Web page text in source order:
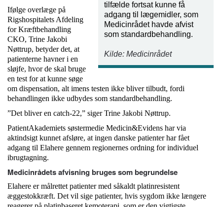
tilfælde fortsat kunne få
adgang til lægemidler, som
Medicinrådet havde afvist
som standardbehandling.
Kilde: Medicinrådet
Ifølge overlæge på
Rigshospitalets Afdeling
for Kræftbehandling
CKO, Trine Jakobi
Nøttrup, betyder det, at
patienterne havner i en
sløjfe, hvor de skal bruge
en test for at kunne søge
om dispensation, alt imens testen ikke bliver tilbudt, fordi
behandlingen ikke udbydes som standardbehandling.
”Det bliver en catch-22,” siger Trine Jakobi Nøttrup.
PatientAkademiets søstermedie Medicin&Evidens har via
aktindsigt kunnet afsløre, at ingen danske patienter har fået
adgang til Elahere gennem regionernes ordning for individuel
ibrugtagning.
Medicinrådets afvisning bruges som begrundelse
Elahere er målrettet patienter med såkaldt platinresistent
æggestokkræft. Det vil sige patienter, hvis sygdom ikke længere